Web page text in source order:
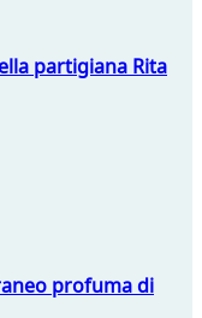
partigiana Rita
profuma di